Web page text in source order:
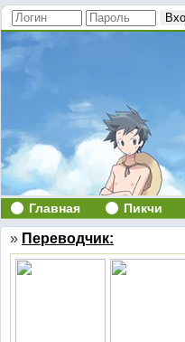
Главная Пикчи
» Переводчик: